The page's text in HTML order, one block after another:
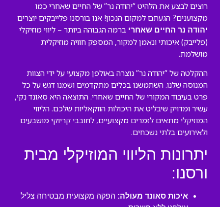
רוצים לבצע את הלהיט “יהודה נר” של החיים שאחרי כמו
מקצוענים? הגעתם למקום הנכון! אנו בורסנו פלייבקים יוצרים
יהודה נר החיים שאחרי ברמה הגבוהה ביותר – ליווי מוזיקלי
(פלייבק) איכותי ונאמן למקור, המספק חוויה מוזיקלית
מושלמת.
ההקלטה של “יהודה נר” נוצרה באולפן מקצועי על ידי הצוות
המנוסה שלנו. השתמשנו בכלים מתקדמים ושמנו דגש על כל
פרט בעיבוד המקורי של החיים שאחרי. התוצאה היא סאונד נקי,
עשיר ומדויק שיבליט את היכולות הווקאליות שלכם. הליווי
המוזיקלי מתאים לזמרים מקצועיים, לחובבי קריוקי מושבעים
ולאירועים בלתי נשכחים.
יתרונות הליווי המוזיקלי מבית
ורסנו:
איכות סאונד מעולה: הפקה מקצועית מבטיחה צליל